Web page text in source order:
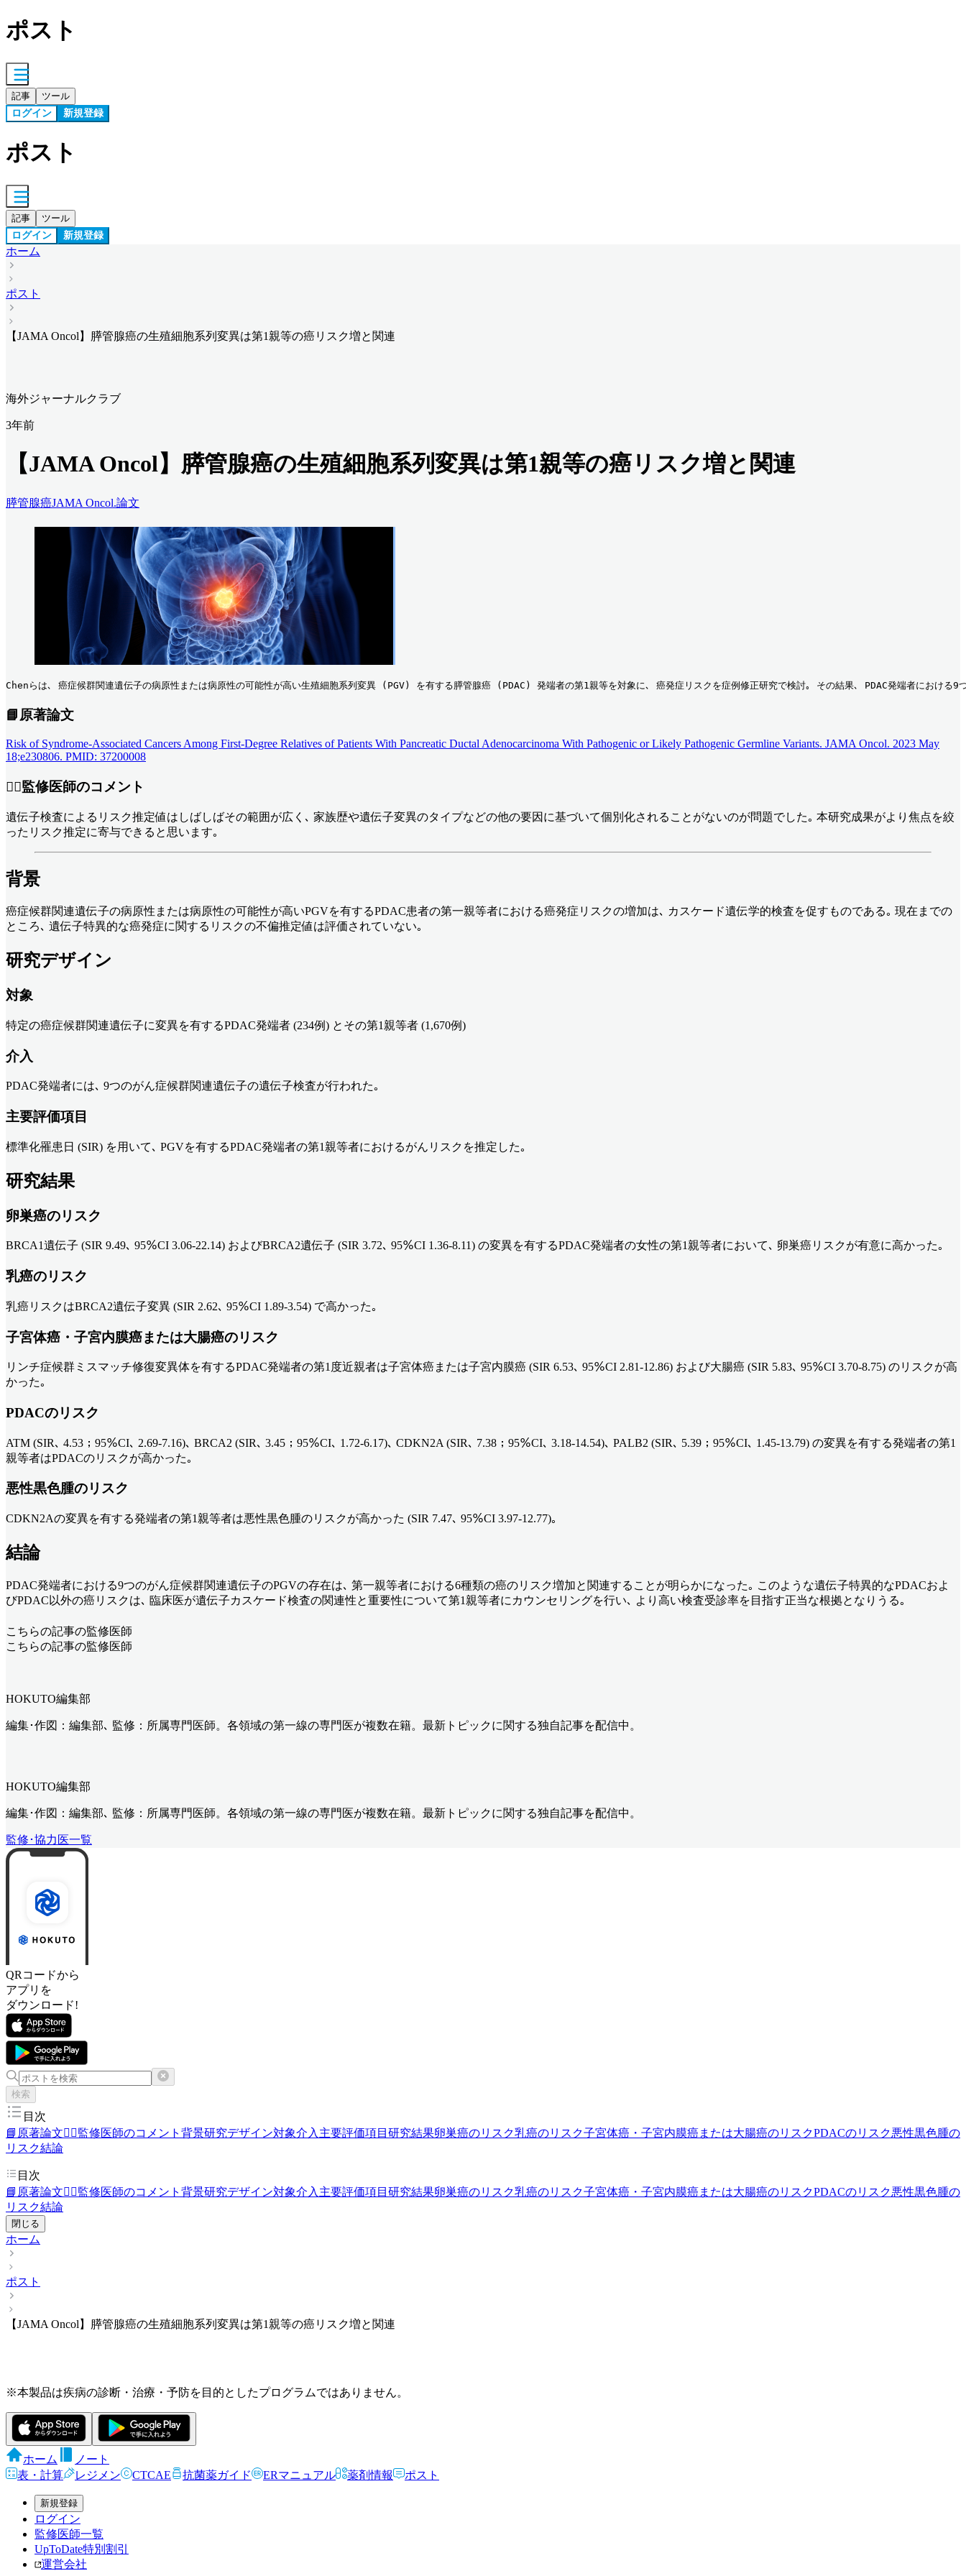
ポスト
記事 ツール
ログイン 新規登録
ポスト
記事 ツール
ログイン 新規登録
ホーム
ポスト
【JAMA Oncol】膵管腺癌の生殖細胞系列変異は第1親等の癌リスク増と関連
海外ジャーナルクラブ
3年前
【JAMA Oncol】膵管腺癌の生殖細胞系列変異は第1親等の癌リスク増と関連
膵管腺癌JAMA Oncol.論文
Chenらは､ 癌症候群関連遺伝子の病原性または病原性の可能性が高い生殖細胞系列変異 (PGV) を有する膵管腺癌 (PDAC) 発端者の第1親等を対象に､ 癌発症リスクを症例修正研究で検討｡ その結果､ PDAC発端者におけ
📘原著論文
Risk of Syndrome-Associated Cancers Among First-Degree Relatives of Patients With Pancreatic Ductal Adenocarcinoma With Pathogenic or Likely Pathogenic Germline Variants. JAMA Oncol. 2023 May
18;e230806. PMID: 37200008
👨‍⚕️監修医師のコメント
遺伝子検査によるリスク推定値はしばしばその範囲が広く､ 家族歴や遺伝子変異のタイプなどの他の要因に基づいて個別化されることがないのが問題でした｡ 本研究成果がより焦点を絞
ったリスク推定に寄与できると思います｡
背景
癌症候群関連遺伝子の病原性または病原性の可能性が高いPGVを有するPDAC患者の第一親等者における癌発症リスクの増加は､ カスケード遺伝学的検査を促すものである｡ 現在までの
ところ､ 遺伝子特異的な癌発症に関するリスクの不偏推定値は評価されていない｡
研究デザイン
対象
特定の癌症候群関連遺伝子に変異を有するPDAC発端者 (234例) とその第1親等者 (1,670例)
介入
PDAC発端者には､ 9つのがん症候群関連遺伝子の遺伝子検査が行われた｡
主要評価項目
標準化罹患日 (SIR) を用いて､ PGVを有するPDAC発端者の第1親等者におけるがんリスクを推定した｡
研究結果
卵巣癌のリスク
BRCA1遺伝子 (SIR 9.49､ 95％CI 3.06-22.14) およびBRCA2遺伝子 (SIR 3.72､ 95％CI 1.36-8.11) の変異を有するPDAC発端者の女性の第1親等者において､ 卵巣癌リスクが有意に高かった｡
乳癌のリスク
乳癌リスクはBRCA2遺伝子変異 (SIR 2.62､ 95％CI 1.89-3.54) で高かった｡
子宮体癌・子宮内膜癌または大腸癌のリスク
リンチ症候群ミスマッチ修復変異体を有するPDAC発端者の第1度近親者は子宮体癌または子宮内膜癌 (SIR 6.53､ 95％CI 2.81-12.86) および大腸癌 (SIR 5.83､ 95％CI 3.70-8.75) のリスクが高
かった｡
PDACのリスク
ATM (SIR､ 4.53；95％CI､ 2.69-7.16)､ BRCA2 (SIR､ 3.45；95％CI､ 1.72-6.17)､ CDKN2A (SIR､ 7.38；95％CI､ 3.18-14.54)､ PALB2 (SIR､ 5.39；95％CI､ 1.45-13.79) の変異を有する発端者の第1
親等者はPDACのリスクが高かった｡
悪性黒色腫のリスク
CDKN2Aの変異を有する発端者の第1親等者は悪性黒色腫のリスクが高かった (SIR 7.47､ 95％CI 3.97-12.77)｡
結論
PDAC発端者における9つのがん症候群関連遺伝子のPGVの存在は､ 第一親等者における6種類の癌のリスク増加と関連することが明らかになった｡ このような遺伝子特異的なPDACおよ
びPDAC以外の癌リスクは､ 臨床医が遺伝子カスケード検査の関連性と重要性について第1親等者にカウンセリングを行い､ より高い検査受診率を目指す正当な根拠となりうる｡
こちらの記事の監修医師
こちらの記事の監修医師
HOKUTO編集部
編集･作図：編集部､ 監修：所属専門医師。各領域の第一線の専門医が複数在籍。最新トピックに関する独自記事を配信中。
HOKUTO編集部
編集･作図：編集部､ 監修：所属専門医師。各領域の第一線の専門医が複数在籍。最新トピックに関する独自記事を配信中。
監修･協力医一覧
QRコードから
アプリを
ダウンロード!
検索
目次
📘原著論文👨‍⚕️監修医師のコメント 背景研究デザイン対象介入 主要評価項目 研究結果卵巣癌のリスク乳癌のリスク子宮体癌・子宮内膜癌または大腸癌のリスクPDACのリスク悪性黒色腫の
リスク結論
目次
📘原著論文👨‍⚕️監修医師のコメント 背景研究デザイン対象介入 主要評価項目 研究結果卵巣癌のリスク乳癌のリスク子宮体癌・子宮内膜癌または大腸癌のリスクPDACのリスク悪性黒色腫の
リスク結論
閉じる
ホーム
ポスト
【JAMA Oncol】膵管腺癌の生殖細胞系列変異は第1親等の癌リスク増と関連
※本製品は疾病の診断・治療・予防を目的としたプログラムではありません。
ホーム
ノート
表・計算
レジメン CTCAE 抗菌薬ガイド ERマニュアル 薬剤情報 ポスト
新規登録
ログイン
監修医師一覧
UpToDate特別割引
運営会社